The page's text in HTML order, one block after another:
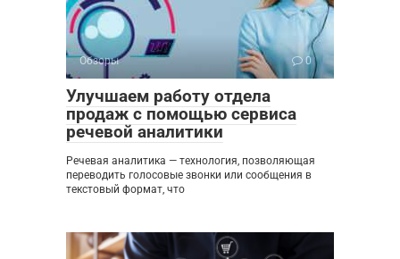
Обзоры 0
Улучшаем работу отдела
продаж с помощью сервиса
речевой аналитики
Речевая аналитика — технология, позволяющая
переводить голосовые звонки или сообщения в
текстовый формат, что